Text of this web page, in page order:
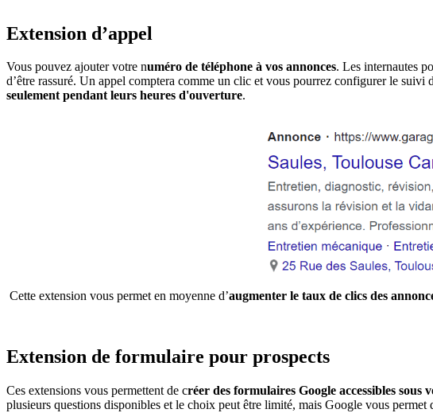
Extension d’appel
Vous pouvez ajouter votre numéro de téléphone à vos annonces. Les internautes
d’être rassuré. Un appel comptera comme un clic et vous pourrez configurer le suivi
seulement pendant leurs heures d'ouverture.
Cette extension vous permet en moyenne d’augmenter le taux de clics des
Extension de formulaire pour prospects
Ces extensions vous permettent de créer des formulaires Google accessibles sous
plusieurs questions disponibles et le choix peut être limité, mais Google vous permet